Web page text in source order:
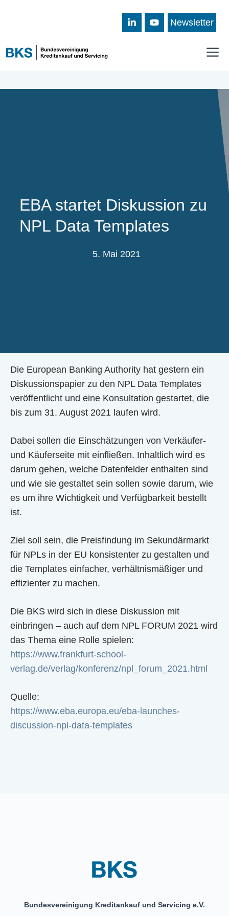
Newsletter
EBA startet Diskussion zu
NPL Data Templates
5. Mai 2021
Die European Banking Authority hat gestern ein
Diskussionspapier zu den NPL Data Templates
veröffentlicht und eine Konsultation gestartet, die
bis zum 31. August 2021 laufen wird.
Dabei sollen die Einschätzungen von Verkäufer-
und Käuferseite mit einfließen. Inhaltlich wird es
darum gehen, welche Datenfelder enthalten sind
und wie sie gestaltet sein sollen sowie darum, wie
es um ihre Wichtigkeit und Verfügbarkeit bestellt
ist.
Ziel soll sein, die Preisfindung im Sekundärmarkt
für NPLs in der EU konsistenter zu gestalten und
die Templates einfacher, verhältnismäßiger und
effizienter zu machen.
Die BKS wird sich in diese Diskussion mit
einbringen – auch auf dem NPL FORUM 2021 wird
das Thema eine Rolle spielen:
https://www.frankfurt-school-
verlag.de/verlag/konferenz/npl_forum_2021.html
Quelle:
https://www.eba.europa.eu/eba-launches-
discussion-npl-data-templates
Bundesvereinigung Kreditankauf und Servicing e.V.